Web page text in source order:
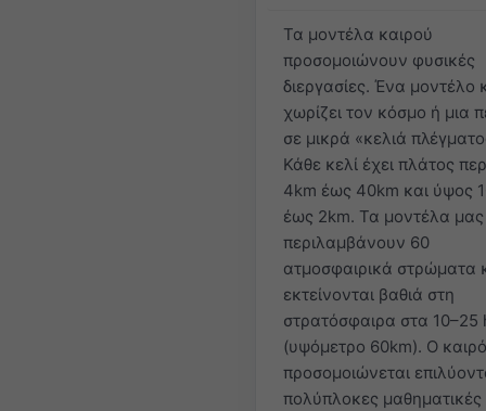
Τα μοντέλα καιρού
προσομοιώνουν φυσικές
διεργασίες. Ένα μοντέλο
χωρίζει τον κόσμο ή μια
σε μικρά «κελιά
Κάθε κελί έχει πλάτος
4km έως 40km και ύψος
έως 2km. Τα μοντέλα μας
περιλαμβάνουν 60
ατμοσφαιρικά στρώματα
εκτείνονται βαθιά στη
στρατόσφαιρα στα 10–25
(υψόμετρο 60km). Ο
προσομοιώνεται
πολύπλοκες μαθηματικές